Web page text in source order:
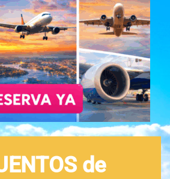
de